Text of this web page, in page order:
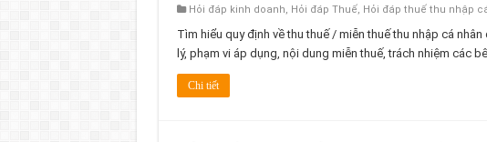
Hỏi đáp kinh doanh, Hỏi đáp Thuế, Hỏi đáp thuế thu nhập
Tìm hiểu quy định về thu thuế / miễn thuế thu nhập cá
lý, phạm vi áp dụng, nội dung miễn thuế, trách nhiệm các
Chi tiết